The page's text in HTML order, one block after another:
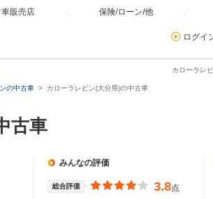
販売店 保険/ローン/他
ログイ
カローラレ
の中古車 カローラレビン(大分県)の中古車
古車
みんなの評価
総合評価 3.8点